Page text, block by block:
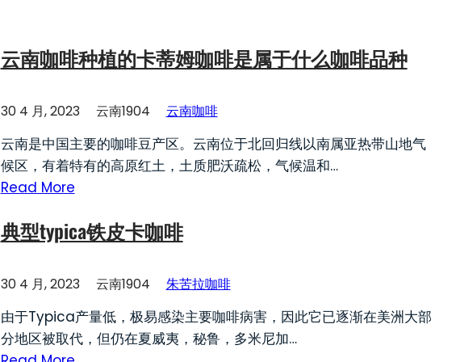
云南咖啡种植的卡蒂姆咖啡是属于什么咖啡品种
30 4 月, 2023 云南1904 云南咖啡
云南是中国主要的咖啡豆产区。云南位于北回归线以南属亚热带山地气
候区，有着特有的高原红土，土质肥沃疏松，气候温和…
Read More
典型typica铁皮卡咖啡
30 4 月, 2023 云南1904 朱苦拉咖啡
由于Typica产量低，极易感染主要咖啡病害，因此它已逐渐在美洲大部
分地区被取代，但仍在夏威夷，秘鲁，多米尼加…